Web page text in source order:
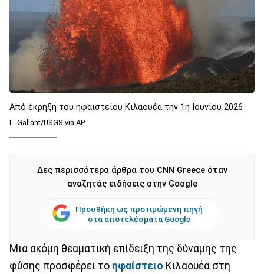
Από έκρηξη του ηφαιστείου Κιλαουέα την 1η Ιουνίου 2026
L. Gallant/USGS via AP
Δες περισσότερα άρθρα του CNN Greece όταν
αναζητάς ειδήσεις στην Google
Προσθήκη ως προτιμώμενη πηγή
στα αποτελέσματα Google
Μια ακόμη θεαματική επίδειξη της δύναμης της
φύσης προσφέρει το ηφαίστειο Κιλαουέα στη